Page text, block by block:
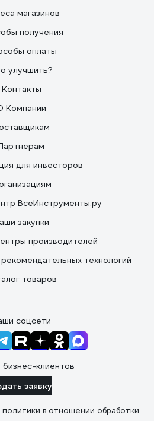
магазинов
получения
оплаты
улучшить?
Контакты
Компании
для инвесторов
ВсеИнструменты.ру
закупки
производителей
технологий
товаров
соцсети
бизнес-клиентов
заявку
политики в отношении обработки